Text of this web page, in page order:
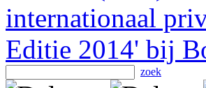
zoek